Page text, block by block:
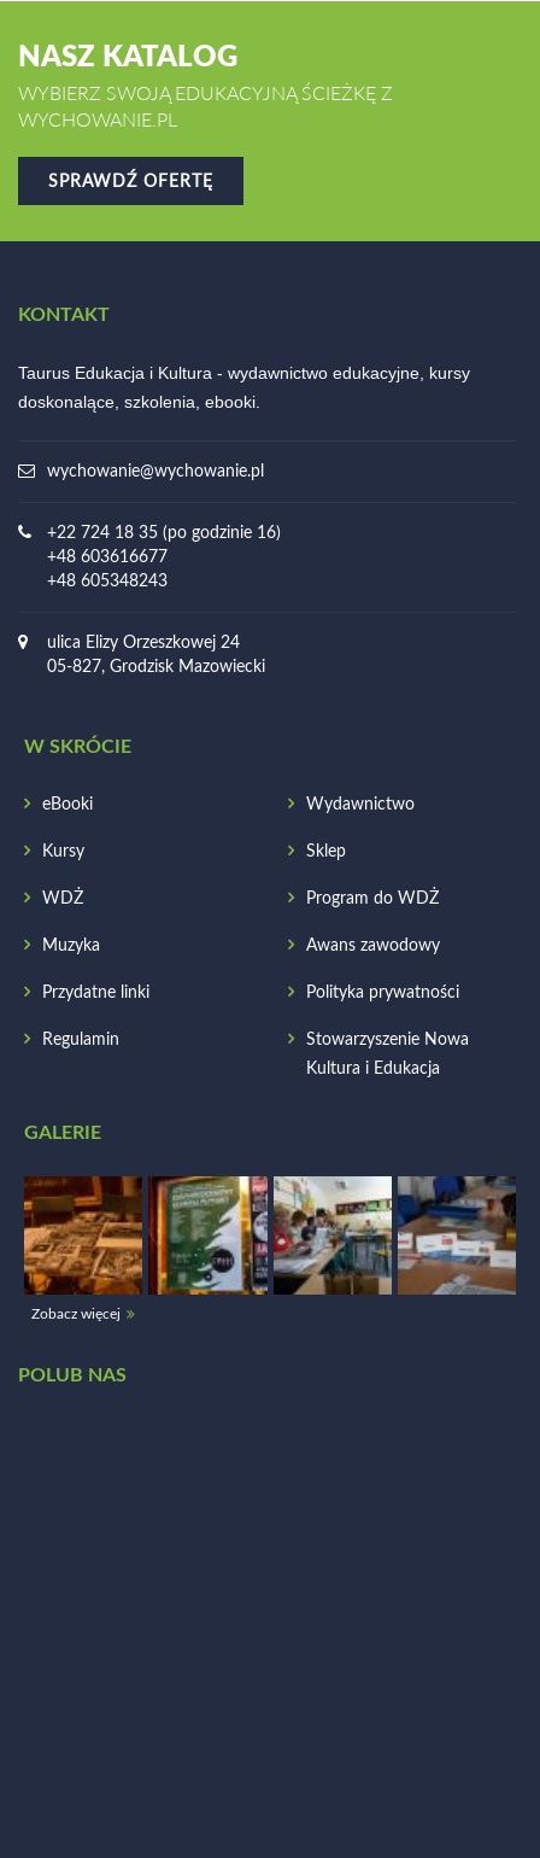
NASZ KATALOG
WYBIERZ SWOJĄ EDUKACYJNĄ ŚCIEŻKĘ Z
WYCHOWANIE.PL
SPRAWDŹ OFERTĘ
KONTAKT
Taurus Edukacja i Kultura - wydawnictwo edukacyjne, kursy
doskonalące, szkolenia, ebooki.
wychowanie@wychowanie.pl
+22 724 18 35 (po godzinie 16)
+48 603616677
+48 605348243
ulica Elizy Orzeszkowej 24
05-827, Grodzisk Mazowiecki
W SKRÓCIE
eBooki Wydawnictwo
Kursy Sklep
WDŻ Program do WDŻ
Muzyka Awans zawodowy
Przydatne linki Polityka prywatności
Regulamin
Stowarzyszenie Nowa
Kultura i Edukacja
GALERIE
Zobacz więcej
POLUB NAS